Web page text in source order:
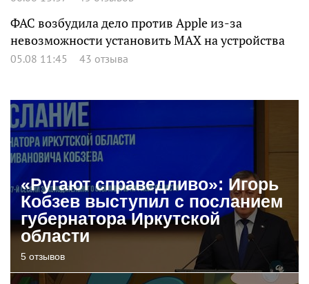
ФАС возбудила дело против Apple из-за
невозможности установить MAX на устройства
05.08 11:45 43 отзыва
«Ругают справедливо»: Игорь
Кобзев выступил с посланием
губернатора Иркутской
области
5 отзывов